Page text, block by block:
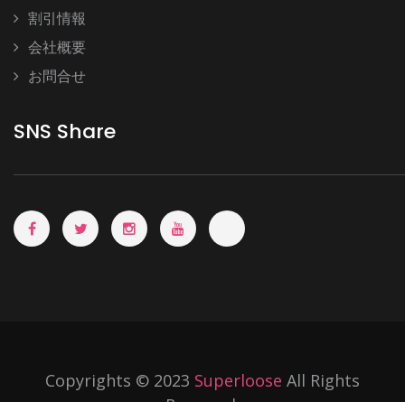
割引情報
会社概要
お問合せ
SNS Share
Copyrights © 2023 Superloose All Rights